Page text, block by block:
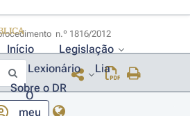
Início
Legislação
Lexionário
Lia
Sobre o DR
O
meu